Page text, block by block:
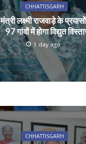
CHHATTISGARH
मंत्री लक्ष्मी राजवाड़े के
97 गांवों में होगा विद्युत
1 day ago
CHHATTISGARH